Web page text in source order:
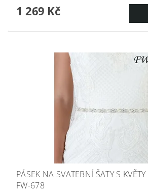
1 269 Kč
PÁSEK NA SVATEBNÍ ŠATY S
FW-678